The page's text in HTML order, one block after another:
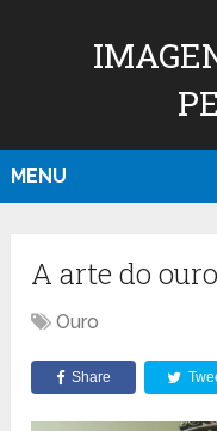
MENU
A arte do
Ouro
Share